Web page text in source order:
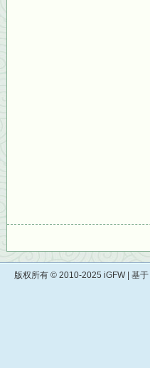
版权所有 © 2010-2025 iGFW | 基于